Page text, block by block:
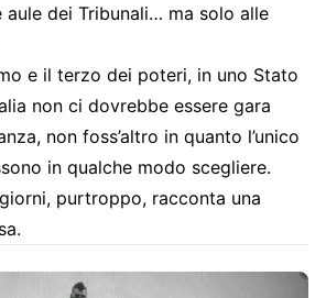
aule dei Tribunali… ma solo alle
e il terzo dei poteri, in uno Stato
non ci dovrebbe essere gara
non foss’altro in quanto l’unico
in qualche modo scegliere.
purtroppo, racconta una